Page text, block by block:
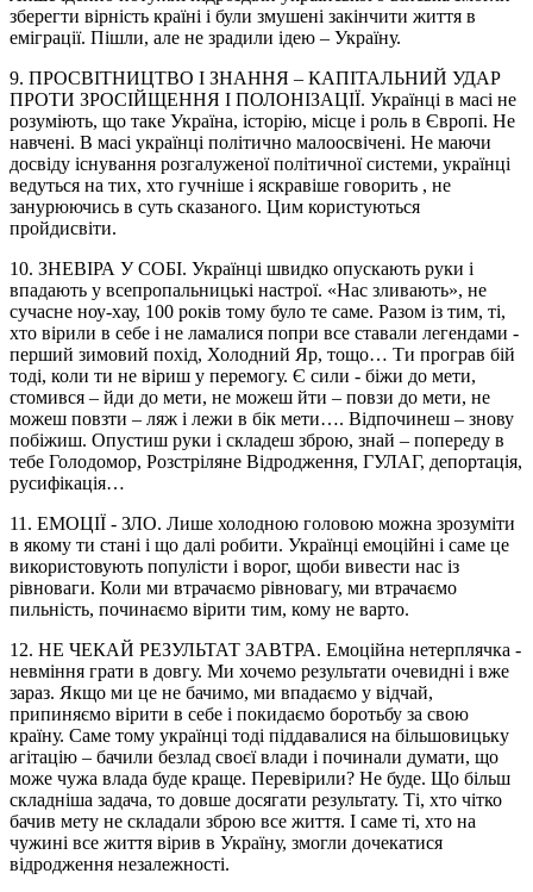
зберегти вірність країні і були змушені закінчити життя в
еміграції. Пішли, але не зрадили ідею – Україну.
9. ПРОСВІТНИЦТВО І ЗНАННЯ – КАПІТАЛЬНИЙ УДАР
ПРОТИ ЗРОСІЙЩЕННЯ І ПОЛОНІЗАЦІЇ. Українці в масі не
розуміють, що таке Україна, історію, місце і роль в Європі. Не
навчені. В масі українці політично малоосвічені. Не маючи
досвіду існування розгалуженої політичної системи, українці
ведуться на тих, хто гучніше і яскравіше говорить , не
занурюючись в суть сказаного. Цим користуються
пройдисвіти.
10. ЗНЕВІРА У СОБІ. Українці швидко опускають руки і
впадають у всепропальницькі настрої. «Нас зливають», не
сучасне ноу-хау, 100 років тому було те саме. Разом із тим, ті,
хто вірили в себе і не ламалися попри все ставали легендами -
перший зимовий похід, Холодний Яр, тощо… Ти програв бій
тоді, коли ти не віриш у перемогу. Є сили - біжи до мети,
стомився – йди до мети, не можеш йти – повзи до мети, не
можеш повзти – ляж і лежи в бік мети…. Відпочинеш – знову
побіжиш. Опустиш руки і складеш зброю, знай – попереду в
тебе Голодомор, Розстріляне Відродження, ГУЛАГ, депортація,
русифікація…
11. ЕМОЦІЇ - ЗЛО. Лише холодною головою можна зрозуміти
в якому ти стані і що далі робити. Українці емоційні і саме це
використовують популісти і ворог, щоби вивести нас із
рівноваги. Коли ми втрачаємо рівновагу, ми втрачаємо
пильність, починаємо вірити тим, кому не варто.
12. НЕ ЧЕКАЙ РЕЗУЛЬТАТ ЗАВТРА. Емоційна нетерплячка -
невміння грати в довгу. Ми хочемо результати очевидні і вже
зараз. Якщо ми це не бачимо, ми впадаємо у відчай,
припиняємо вірити в себе і покидаємо боротьбу за свою
країну. Саме тому українці тоді піддавалися на більшовицьку
агітацію – бачили безлад своєї влади і починали думати, що
може чужа влада буде краще. Перевірили? Не буде. Що більш
складніша задача, то довше досягати результату. Ті, хто чітко
бачив мету не складали зброю все життя. І саме ті, хто на
чужині все життя вірив в Україну, змогли дочекатися
відродження незалежності.